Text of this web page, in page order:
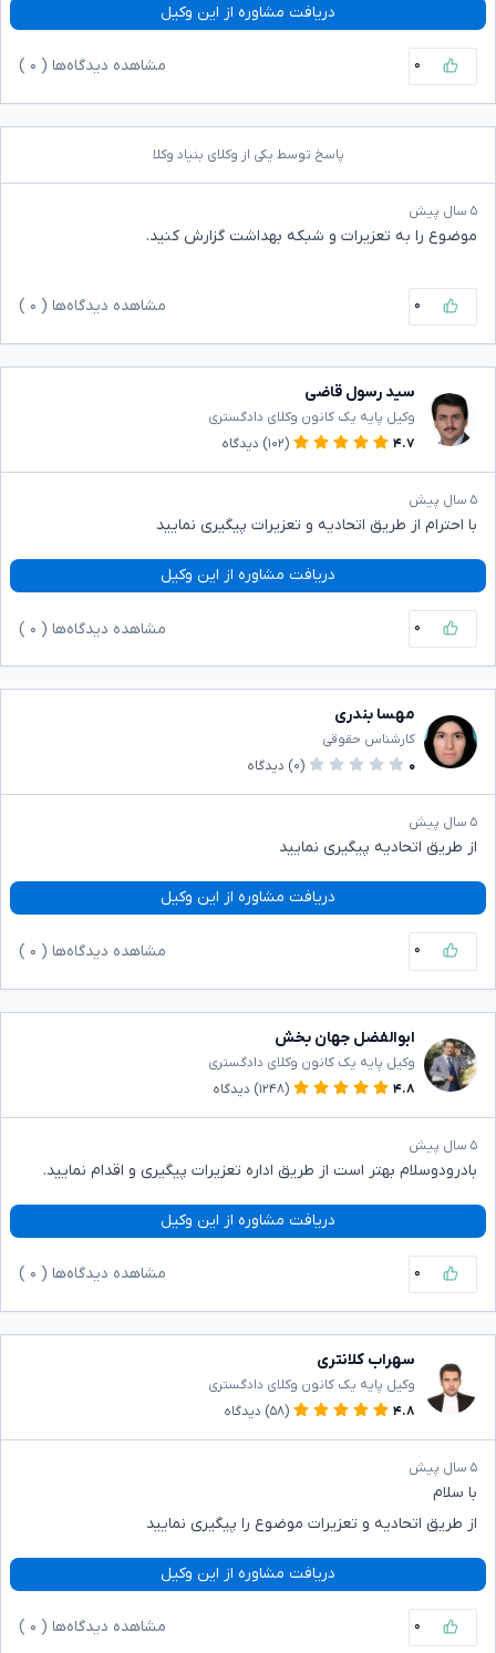
دریافت مشاوره از این وکیل
۰ مشاهده دیدگاه‌ها ( ۰
پاسخ توسط یکی از وکلای بنیاد وکلا
۵ سال پیش
موضوع را به تعزیرات و شبکه بهداشت گزارش کنید.
۰ مشاهده دیدگاه‌ها ( ۰
سید رسول قاضی
وکیل پایه یک کانون وکلای دادگستری
۴.۷
(۱۰۲) دیدگاه
۵ سال پیش
با احترام از طریق اتحادیه و تعزیرات پیگیری نمایید
دریافت مشاوره از این وکیل
۰ مشاهده دیدگاه‌ها ( ۰
مهسا بندری
کارشناس حقوقی
۰
(۰) دیدگاه
۵ سال پیش
از طریق اتحادیه پیگیری نمایید
دریافت مشاوره از این وکیل
۰ مشاهده دیدگاه‌ها ( ۰
ابوالفضل جهان بخش
وکیل پایه یک کانون وکلای دادگستری
۴.۸
(۱۲۴۸) دیدگاه
۵ سال پیش
بادرودوسلام بهتر است از طریق اداره تعزیرات پیگیری و اقدام نمایید.
دریافت مشاوره از این وکیل
۰ مشاهده دیدگاه‌ها ( ۰
سهراب کلانتری
وکیل پایه یک کانون وکلای دادگستری
۴.۸
(۵۸) دیدگاه
۵ سال پیش
با سلام
از طریق اتحادیه و تعزیرات موضوع را پیگیری نمایید
دریافت مشاوره از این وکیل
۰ مشاهده دیدگاه‌ها ( ۰